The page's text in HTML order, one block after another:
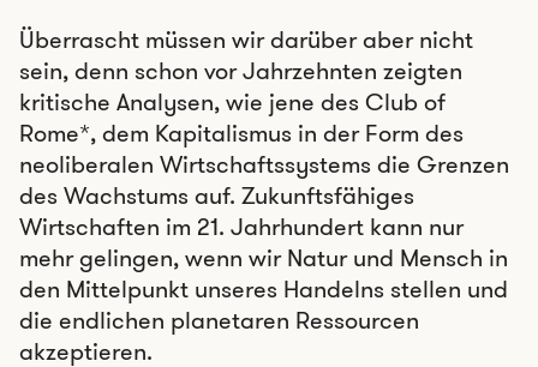
Überrascht müssen wir darüber aber nicht
sein, denn schon vor Jahrzehnten zeigten
kritische Analysen, wie jene des Club of
Rome*, dem Kapitalismus in der Form des
neoliberalen Wirtschaftssystems die Grenzen
des Wachstums auf. Zukunftsfähiges
Wirtschaften im 21. Jahrhundert kann nur
mehr gelingen, wenn wir Natur und Mensch in
den Mittelpunkt unseres Handelns stellen und
die endlichen planetaren Ressourcen
akzeptieren.